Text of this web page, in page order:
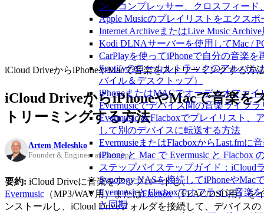
ン、コンプレッサー、クロスフィード
Apple Musicのプレイリストをエクス
Internet ArchiveまたはLive Music
Kodi DLNAサーバーを使用してMac /
CarPlayを使ってiPhoneで自分の音楽を
Spotifyのローカルトラックのアルバ
バイル＆デスクトップ）
iPhoneまたはMACでオーディオファ
Evermusicでデバイス間の音楽ライブ
Evermusic & Flacboxでプレイリスト
して別のデバイスに転送する方法
EvermusieまたはFlacboxからLast.fmに
iPhone と Mac で Evermusic と
ステップバイステップガイド：iCloud
Synology NASを接続してiPhoneやMac
EvermusicとFlacboxでオフライン音楽
と同期
iCloud DriveからiPhoneやMacで音楽をストリーミングする方
iCloud DriveからiPhoneやMacで音楽を
トリーミングする方法
Artem Meleshko
Founder & Engineer at Everappz
要約: iCloud Driveに音楽をアップロードし、
Evermusic （MP3/WAV用）またはFlacbox（FLAC/DSD用）を
ンストールし、iCloud Driveフォルダを接続して、デバイスの